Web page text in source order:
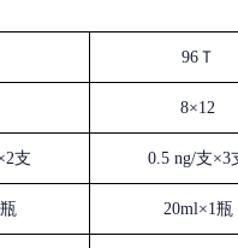
96Ｔ
8×12
支 0.5 ng/支×3
20ml×1瓶